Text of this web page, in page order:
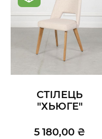
СТІЛЕЦЬ
"ХЬЮГЕ"
5 180,00 ₴